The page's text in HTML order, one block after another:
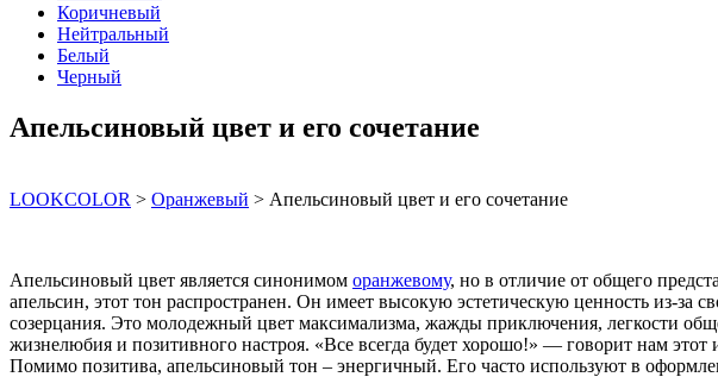
Коричневый
Нейтральный
Белый
Черный
Апельсиновый цвет и его сочетание
LOOKCOLOR > Оранжевый > Апельсиновый цвет и его сочетание
Апельсиновый цвет является синонимом оранжевому, но в отличие от общего
апельсин, этот тон распространен. Он имеет высокую эстетическую ценность из-за
созерцания. Это молодежный цвет максимализма, жажды приключения, легкости
жизнелюбия и позитивного настроя. «Все всегда будет хорошо!» — говорит нам
Помимо позитива, апельсиновый тон – энергичный. Его часто используют в